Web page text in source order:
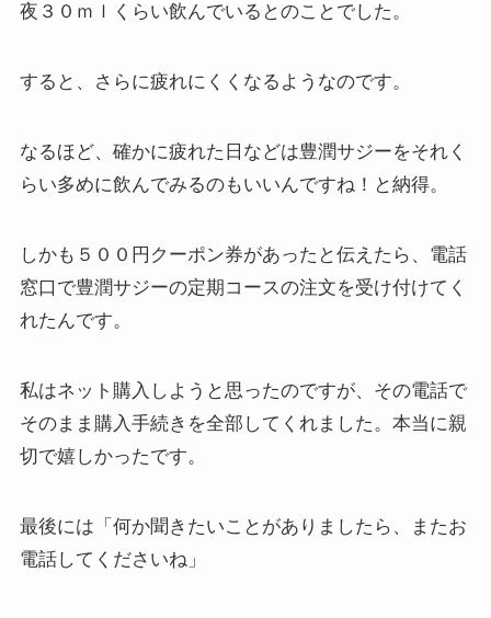
夜３０ｍｌくらい飲んでいるとのことでした。
すると、さらに疲れにくくなるようなのです。
なるほど、確かに疲れた日などは豊潤サジーをそれく
らい多めに飲んでみるのもいいんですね！と納得。
しかも５００円クーポン券があったと伝えたら、電話
窓口で豊潤サジーの定期コースの注文を受け付けてく
れたんです。
私はネット購入しようと思ったのですが、その電話で
そのまま購入手続きを全部してくれました。本当に親
切で嬉しかったです。
最後には「何か聞きたいことがありましたら、またお
電話してくださいね」